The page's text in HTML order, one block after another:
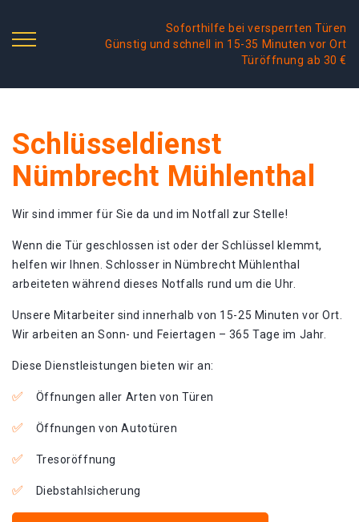
Soforthilfe bei versperrten Türen
Günstig und schnell in 15-35 Minuten vor Ort
Türöffnung ab 30 €
Schlüsseldienst
Nümbrecht Mühlenthal
Wir sind immer für Sie da und im Notfall zur Stelle!
Wenn die Tür geschlossen ist oder der Schlüssel klemmt,
helfen wir Ihnen. Schlosser in Nümbrecht Mühlenthal
arbeiteten während dieses Notfalls rund um die Uhr.
Unsere Mitarbeiter sind innerhalb von 15-25 Minuten vor Ort.
Wir arbeiten an Sonn- und Feiertagen – 365 Tage im Jahr.
Diese Dienstleistungen bieten wir an:
Öffnungen aller Arten von Türen
Öffnungen von Autotüren
Tresoröffnung
Diebstahlsicherung